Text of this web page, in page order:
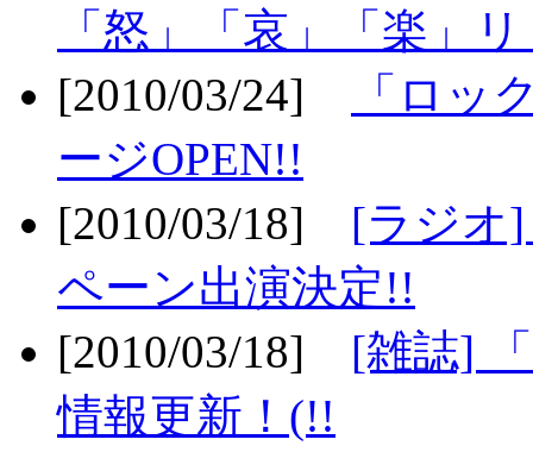
「怒」「哀」「楽」
[2010/03/24]
「ロッ
ージOPEN!!
[2010/03/18] [ラジオ
ペーン出演決定!!
[2010/03/18] [雑誌]
情報更新！(!!